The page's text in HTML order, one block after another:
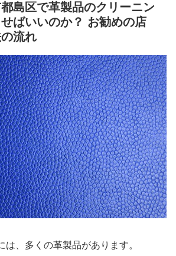
島区で革製品のクリーニン
ばいいのか？ お勧めの店
流れ
は、多くの革製品があります。